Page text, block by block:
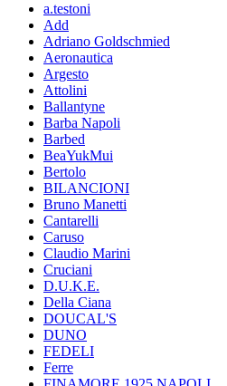
a.testoni
Add
Adriano Goldschmied
Aeronautica
Argesto
Attolini
Ballantyne
Barba Napoli
Barbed
BeaYukMui
Bertolo
BILANCIONI
Bruno Manetti
Cantarelli
Caruso
Claudio Marini
Cruciani
D.U.K.E.
Della Ciana
DOUCAL'S
DUNO
FEDELI
Ferre